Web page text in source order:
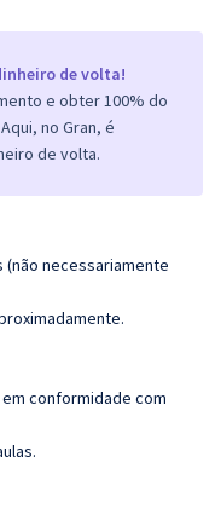
de volta!
e obter 100% do
no Gran, é
de volta.
necessariamente
conformidade com